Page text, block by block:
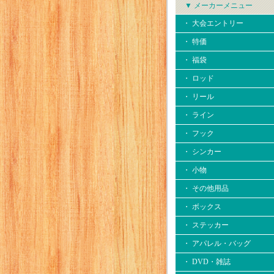
▼ メーカーメニュー
・ 大会エントリー
・ 特価
・ 福袋
・ ロッド
・ リール
・ ライン
・ フック
・ シンカー
・ 小物
・ その他用品
・ ボックス
・ ステッカー
・ アパレル・バッグ
・ DVD・雑誌